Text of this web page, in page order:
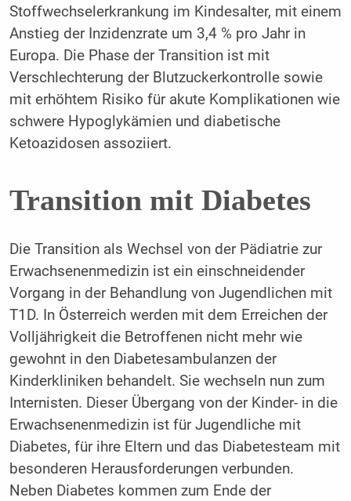
Stoffwechselerkrankung im Kindesalter, mit einem
Anstieg der Inzidenzrate um 3,4 % pro Jahr in
Europa. Die Phase der Transition ist mit
Verschlechterung der Blutzuckerkontrolle sowie
mit erhöhtem Risiko für akute Komplikationen wie
schwere Hypoglykämien und diabetische
Ketoazidosen assoziiert.
Transition mit Diabetes
Die Transition als Wechsel von der Pädiatrie zur
Erwachsenenmedizin ist ein einschneidender
Vorgang in der Behandlung von Jugendlichen mit
T1D. In Österreich werden mit dem Erreichen der
Volljährigkeit die Betroffenen nicht mehr wie
gewohnt in den Diabetesambulanzen der
Kinderkliniken behandelt. Sie wechseln nun zum
Internisten. Dieser Übergang von der Kinder- in die
Erwachsenenmedizin ist für Jugendliche mit
Diabetes, für ihre Eltern und das Diabetesteam mit
besonderen Herausforderungen verbunden.
Neben Diabetes kommen zum Ende der